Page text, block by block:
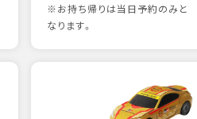
※お持ち帰りは当日予約のみと
なります。